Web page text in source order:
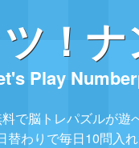
！
Play
で脳トレパズルが遊
替わりで毎日10問入れ